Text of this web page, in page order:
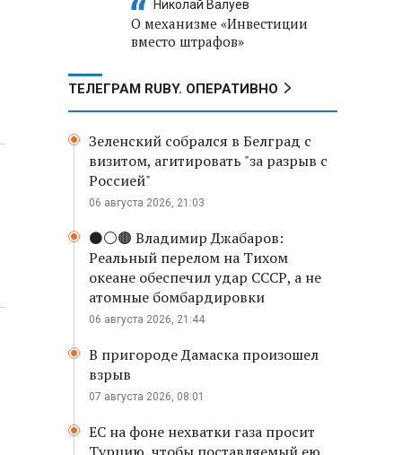
Николай Валуев
О механизме «Инвестиции
вместо штрафов»
ТЕЛЕГРАМ RUBY. ОПЕРАТИВНО
Зеленский собрался в Белград с
визитом, агитировать "за разрыв с
Россией"
06 августа 2026, 21:03
⚫️⚪️🟤 Владимир Джабаров:
Реальный перелом на Тихом
океане обеспечил удар СССР, а не
атомные бомбардировки
06 августа 2026, 21:44
В пригороде Дамаска произошел
взрыв
07 августа 2026, 08:01
ЕС на фоне нехватки газа просит